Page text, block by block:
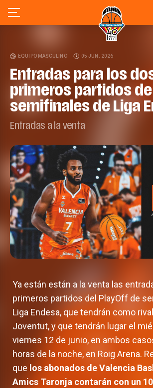
EQUIPO MASCULINO 05 JUN. 2026
Entradas para los
primeros partidos de
semifinales de Liga
Entradas a la venta
Ya están están a la venta las
primeros partidos del PlayOff de
Liga Endesa, que tendrán como
Joventut, y que tendrán lugar el
viernes 12 de junio, en ambos
horas de la noche, en Roig Arena.
que los abonados de Valencia
Amics Taronja contarán con un